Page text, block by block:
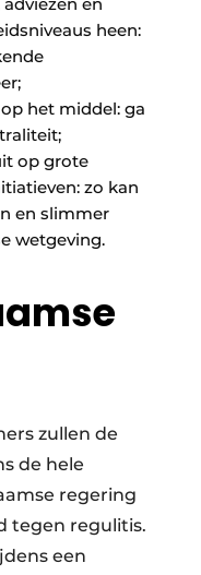
heen:
het middel: ga
op grote
zo kan
en slimmer
wetgeving.
zullen de
de hele
regering
tegen regulitis.
een